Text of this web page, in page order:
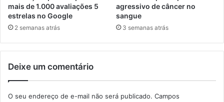
mais de 1.000 avaliações 5
estrelas no Google
2 semanas atrás
agressivo de câncer no
sangue
3 semanas atrás
Deixe um comentário
O seu endereço de e-mail não será publicado. Campos